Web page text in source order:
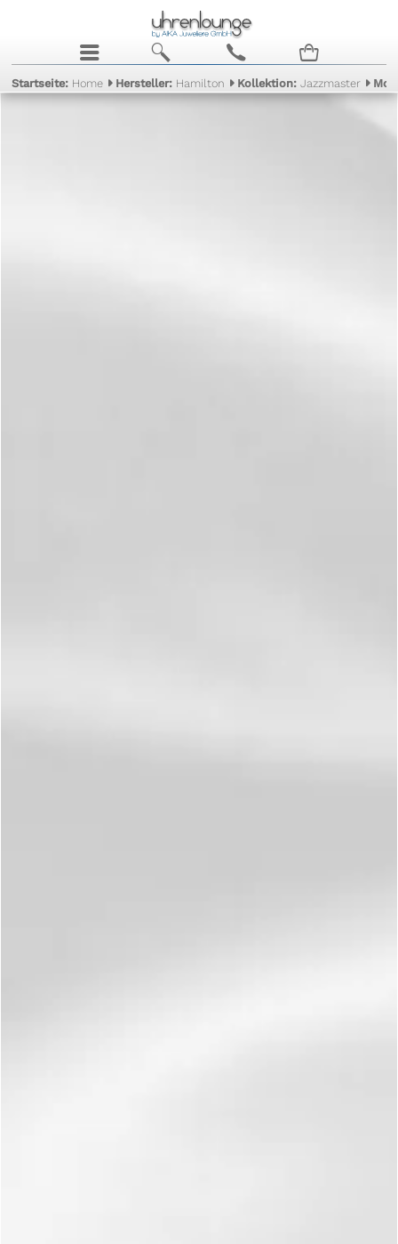
j b c n
Startseite: Home Hersteller: Hamilton Kollektion:Jazzmaster